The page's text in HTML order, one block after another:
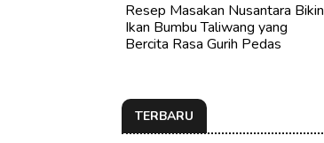
Resep Masakan Nusantara Bikin
Ikan Bumbu Taliwang yang
Bercita Rasa Gurih Pedas
TERBARU